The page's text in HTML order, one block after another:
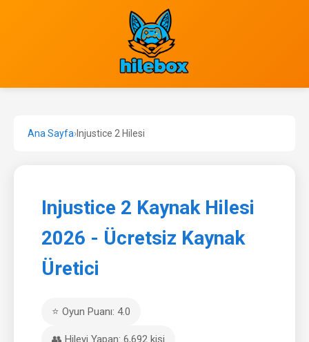
Ana Sayfa›Injustice 2 Hilesi
Injustice 2 Kaynak Hilesi
2026 - Ücretsiz Kaynak
Üretici
⭐ Oyun Puanı: 4.0
👥 Hileyi Yapan: 6,692 kişi